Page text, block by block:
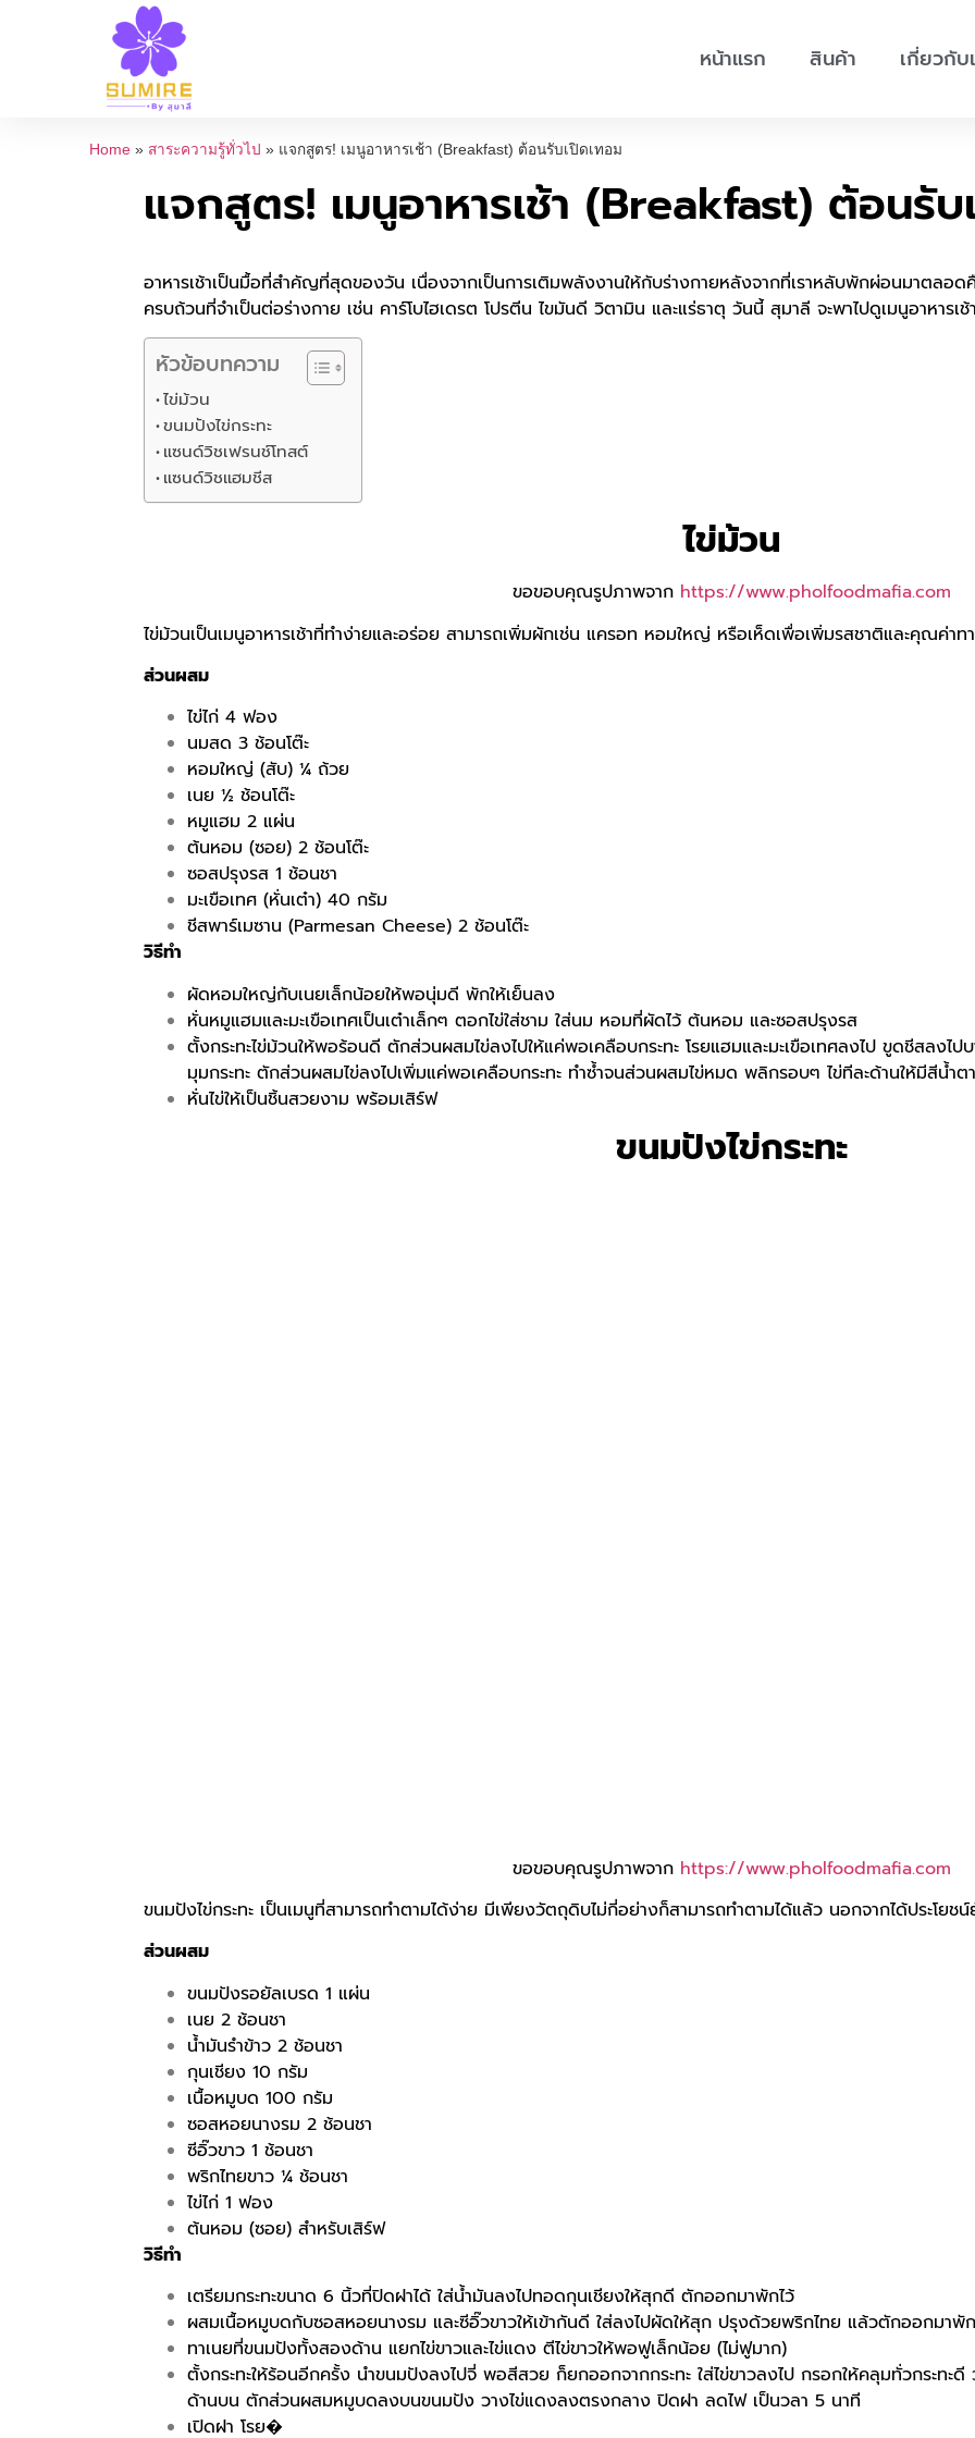
หน้าแรก สินค้า เกี่ยวกับ
Home » สาระความรู้ทั่วไป » แจกสูตร! เมนูอาหารเช้า (Breakfast) ต้อนรับเปิดเทอม
แจกสูตร! เมนูอาหารเช้า (Breakfast) ต้อนรับ
อาหารเช้าเป็นมื้อที่สำคัญที่สุดของวัน เนื่องจากเป็นการเติมพลังงานให้กับร่างกายหลังจากที่เราหลับพักผ่อนมาตลอด
ครบถ้วนที่จำเป็นต่อร่างกาย เช่น คาร์โบไฮเดรต โปรตีน ไขมันดี วิตามิน และแร่ธาตุ วันนี้ สุมาลี จะพาไปดูเมนูอาหารเ
หัวข้อบทความ
ไข่ม้วน
ขนมปังไข่กระทะ
แซนด์วิชเฟรนช์โทสต์
แซนด์วิชแฮมชีส
ไข่ม้วน
ขอขอบคุณรูปภาพจาก https://www.pholfoodmafia.com
ไข่ม้วนเป็นเมนูอาหารเช้าที่ทำง่ายและอร่อย สามารถเพิ่มผักเช่น แครอท หอมใหญ่ หรือเห็ดเพื่อเพิ่มรสชาติและคุณค่าท
ส่วนผสม
ไข่ไก่ 4 ฟอง
นมสด 3 ช้อนโต๊ะ
หอมใหญ่ (สับ) ¼ ถ้วย
เนย ½ ช้อนโต๊ะ
หมูแฮม 2 แผ่น
ต้นหอม (ซอย) 2 ช้อนโต๊ะ
ซอสปรุงรส 1 ช้อนชา
มะเขือเทศ (หั่นเต๋า) 40 กรัม
ชีสพาร์เมซาน (Parmesan Cheese) 2 ช้อนโต๊ะ
วิธีทำ
ผัดหอมใหญ่กับเนยเล็กน้อยให้พอนุ่มดี พักให้เย็นลง
หั่นหมูแฮมและมะเขือเทศเป็นเต๋าเล็กๆ ตอกไข่ใส่ชาม ใส่นม หอมที่ผัดไว้ ต้นหอม และซอสปรุงรส
ตั้งกระทะไข่ม้วนให้พอร้อนดี ตักส่วนผสมไข่ลงไปให้แค่พอเคลือบกระทะ โรยแฮมและมะเขือเทศลงไป ขูดชีสลง
มุมกระทะ ตักส่วนผสมไข่ลงไปเพิ่มแค่พอเคลือบกระทะ ทำซ้ำจนส่วนผสมไข่หมด พลิกรอบๆ ไข่ทีละด้านให้มีสีน้ำ
หั่นไข่ให้เป็นชิ้นสวยงาม พร้อมเสิร์ฟ
ขนมปังไข่กระทะ
ขอขอบคุณรูปภาพจาก https://www.pholfoodmafia.com
ขนมปังไข่กระทะ เป็นเมนูที่สามารถทำตามได้ง่าย มีเพียงวัตถุดิบไม่กี่อย่างก็สามารถทำตามได้แล้ว นอกจากได้ประโย
ส่วนผสม
ขนมปังรอยัลเบรด 1 แผ่น
เนย 2 ช้อนชา
น้ำมันรำข้าว 2 ช้อนชา
กุนเชียง 10 กรัม
เนื้อหมูบด 100 กรัม
ซอสหอยนางรม 2 ช้อนชา
ซีอิ๊วขาว 1 ช้อนชา
พริกไทยขาว ¼ ช้อนชา
ไข่ไก่ 1 ฟอง
ต้นหอม (ซอย) สำหรับเสิร์ฟ
วิธีทำ
เตรียมกระทะขนาด 6 นิ้วที่ปิดฝาได้ ใส่น้ำมันลงไปทอดกุนเชียงให้สุกดี ตักออกมาพักไว้
ผสมเนื้อหมูบดกับซอสหอยนางรม และซีอิ๊วขาวให้เข้ากันดี ใส่ลงไปผัดให้สุก ปรุงด้วยพริกไทย แล้วตักออกมาพั
ทาเนยที่ขนมปังทั้งสองด้าน แยกไข่ขาวและไข่แดง ตีไข่ขาวให้พอฟูเล็กน้อย (ไม่ฟูมาก)
ตั้งกระทะให้ร้อนอีกครั้ง นำขนมปังลงไปจี่ พอสีสวย ก็ยกออกจากกระทะ ใส่ไข่ขาวลงไป กรอกให้คลุมทั่วกระทะ
ด้านบน ตักส่วนผสมหมูบดลงบนขนมปัง วางไข่แดงลงตรงกลาง ปิดฝา ลดไฟ เป็นวลา 5 นาที
เปิดฝา โรย�